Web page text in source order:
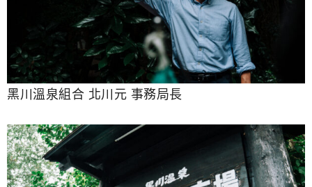
黑川溫泉組合 北川元 事務局長